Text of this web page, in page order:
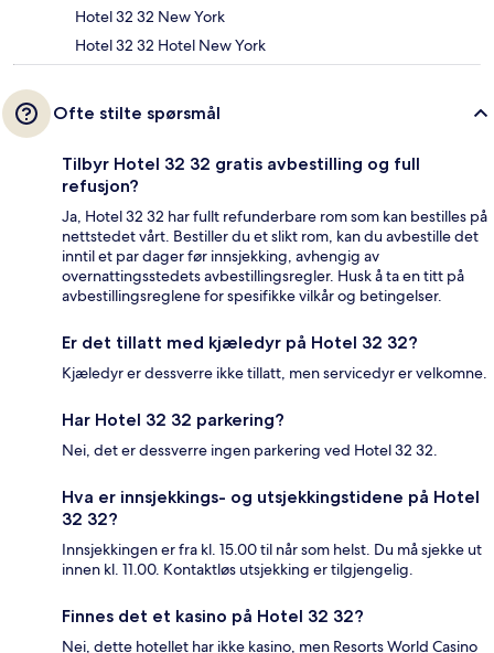
Hotel 32 32 New York
Hotel 32 32 Hotel New York
Ofte stilte spørsmål
Tilbyr Hotel 32 32 gratis avbestilling og full
refusjon?
Ja, Hotel 32 32 har fullt refunderbare rom som kan bestilles på
nettstedet vårt. Bestiller du et slikt rom, kan du avbestille det
inntil et par dager før innsjekking, avhengig av
overnattingsstedets avbestillingsregler. Husk å ta en titt på
avbestillingsreglene for spesifikke vilkår og betingelser.
Er det tillatt med kjæledyr på Hotel 32 32?
Kjæledyr er dessverre ikke tillatt, men servicedyr er velkomne.
Har Hotel 32 32 parkering?
Nei, det er dessverre ingen parkering ved Hotel 32 32.
Hva er innsjekkings- og utsjekkingstidene på Hotel
32 32?
Innsjekkingen er fra kl. 15.00 til når som helst. Du må sjekke ut
innen kl. 11.00. Kontaktløs utsjekking er tilgjengelig.
Finnes det et kasino på Hotel 32 32?
Nei, dette hotellet har ikke kasino, men Resorts World Casino